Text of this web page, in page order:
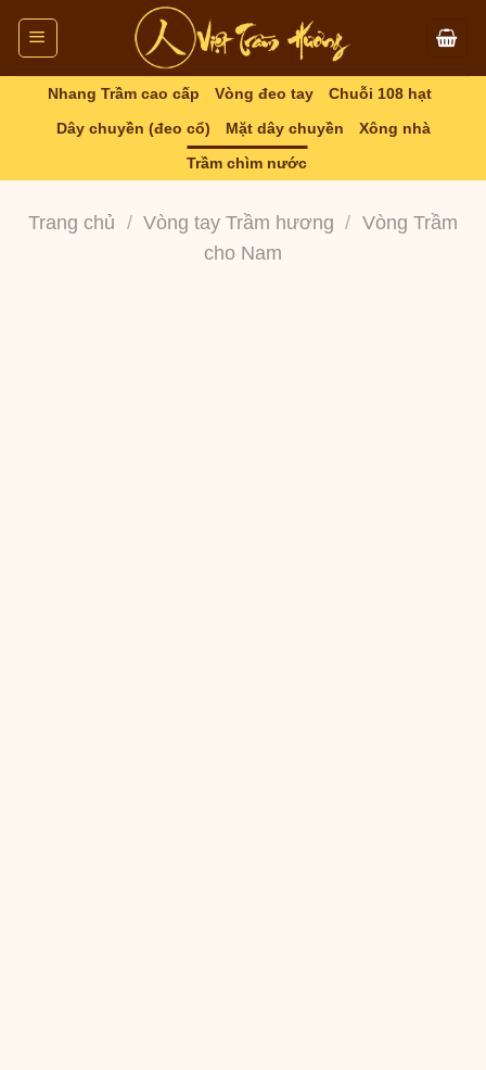
Skip
content
Nhang Trầm cao cấp Vòng đeo tay
Chuỗi 108 hạt
Dây chuyền (đeo cổ)
Mặt dây chuyền
Xông nhà
Trầm chìm nước
Trang chủ / Vòng tay Trầm hương / Vòng Trầm
cho Nam